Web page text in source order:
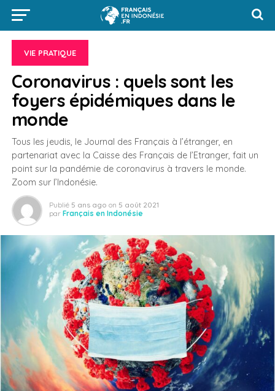
VIE PRATIQUE
Coronavirus : quels sont les
foyers épidémiques dans le
monde
Tous les jeudis, le Journal des Français à l’étranger, en
partenariat avec la Caisse des Français de l’Etranger, fait un
point sur la pandémie de coronavirus à travers le monde.
Zoom sur l’Indonésie.
Publié 5 ans ago on 5 août 2021
par Français en Indonésie